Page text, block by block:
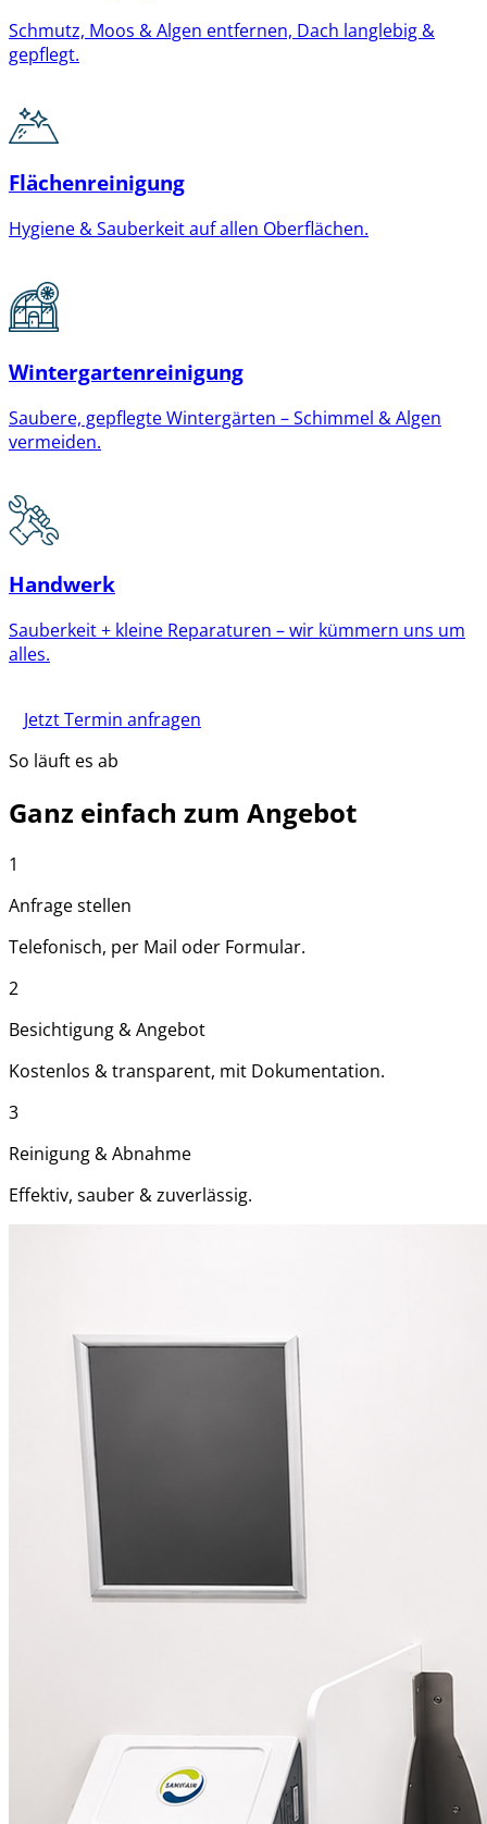
Schmutz, Moos & Algen entfernen, Dach langlebig &
gepflegt.
Flächenreinigung
Hygiene & Sauberkeit auf allen Oberflächen.
Wintergartenreinigung
Saubere, gepflegte Wintergärten – Schimmel & Algen
vermeiden.
Handwerk
Sauberkeit + kleine Reparaturen – wir kümmern uns um
alles.
Jetzt Termin anfragen
So läuft es ab
Ganz einfach zum Angebot
1
Anfrage stellen
Telefonisch, per Mail oder Formular.
2
Besichtigung & Angebot
Kostenlos & transparent, mit Dokumentation.
3
Reinigung & Abnahme
Effektiv, sauber & zuverlässig.